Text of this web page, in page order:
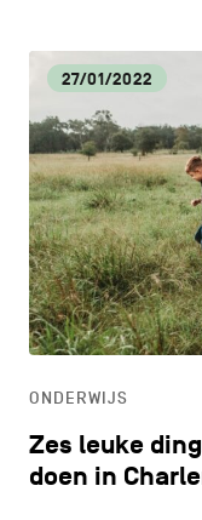
NL EN
LIFESTYLE
LOKALE
MILIEU
27/01/2022
ONDERWIJS
Zes leuke
doen in